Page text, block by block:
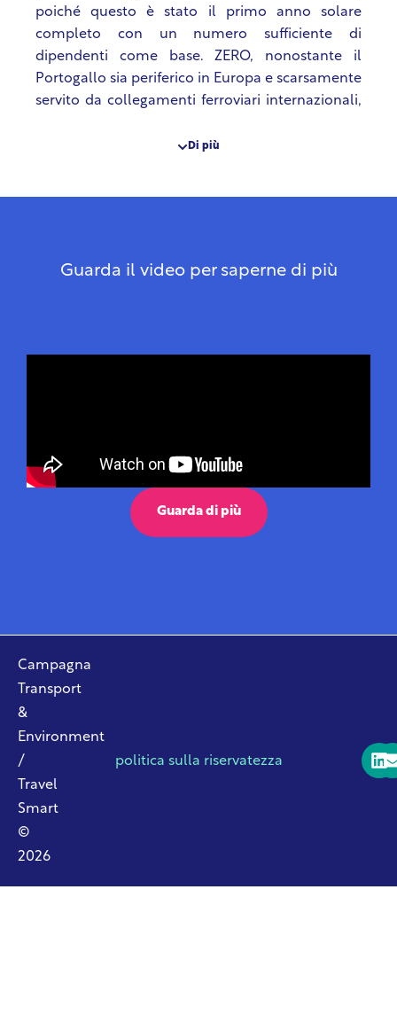
poiché questo è stato il primo anno solare
completo con un numero sufficiente di
dipendenti come base. ZERO, nonostante il
Portogallo sia periferico in Europa e scarsamente
servito da collegamenti ferroviari internazionali,
emissioni medie di GHG dei viaggi aerei per
treno, comprese le disposizioni che regolano
Di più
Guarda il video per saperne di più
Guarda di più
Campagna
Transport
&
Environment
/
Travel
Smart
©
2026
politica sulla riservatezza